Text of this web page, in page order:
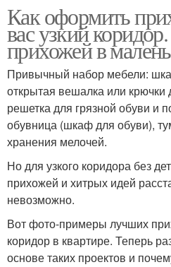
Как оформить
вас узкий
прихожей в
Привычный набор мебели:
открытая вешалка или
решетка для грязной обуви и
обувница (шкаф для обуви),
хранения мелочей.
Но для узкого коридора без
прихожей и хитрых идей
невозможно.
Вот фото-примеры лучших
коридор в квартире. Теперь
основе таких проектов и